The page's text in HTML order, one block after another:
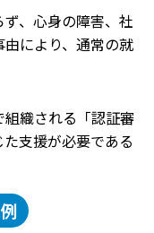
、心身の障害、社
により、通常の就
織される「認証審
支援が必要である